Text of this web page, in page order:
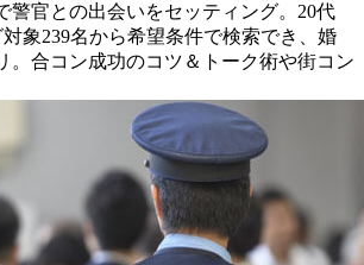
警官との出会いをセッティング。20代
象239名から希望条件で検索でき、婚
。合コン成功のコツ＆トーク術や街コン